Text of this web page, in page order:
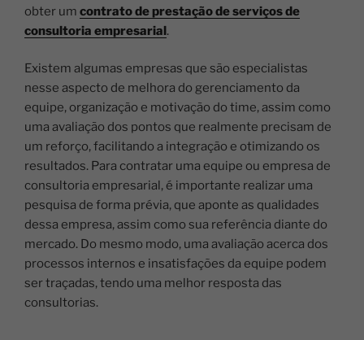
obter um contrato de prestação de serviços de
consultoria empresarial.
Existem algumas empresas que são especialistas
nesse aspecto de melhora do gerenciamento da
equipe, organização e motivação do time, assim como
uma avaliação dos pontos que realmente precisam de
um reforço, facilitando a integração e otimizando os
resultados. Para contratar uma equipe ou empresa de
consultoria empresarial, é importante realizar uma
pesquisa de forma prévia, que aponte as qualidades
dessa empresa, assim como sua referência diante do
mercado. Do mesmo modo, uma avaliação acerca dos
processos internos e insatisfações da equipe podem
ser traçadas, tendo uma melhor resposta das
consultorias.